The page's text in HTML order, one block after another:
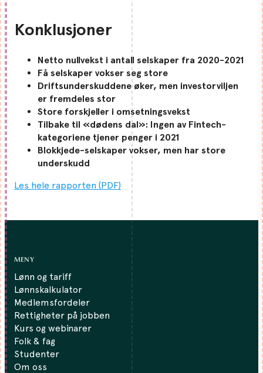
Konklusjoner
Netto nullvekst i antall selskaper fra 2020-2021
Få selskaper vokser seg store
Driftsunderskuddene øker, men investorviljen
er fremdeles stor
Store forskjeller i omsetningsvekst
Tilbake til «dødens dal»: Ingen av Fintech-
kategoriene tjener penger i 2021
Blokkjede-selskaper vokser, men har store
underskudd
Les hele rapporten (PDF)
MENY
Lønn og tariff
Lønnskalkulator
Medlemsfordeler
Rettigheter på jobben
Kurs og webinarer
Folk & fag
Studenter
Om oss